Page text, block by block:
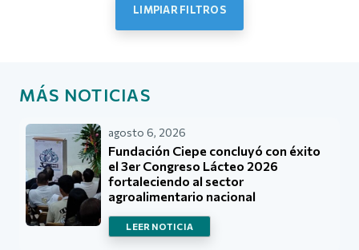
LIMPIAR FILTROS
MÁS NOTICIAS
agosto 6, 2026
Fundación Ciepe concluyó con éxito
el 3er Congreso Lácteo 2026
fortaleciendo al sector
agroalimentario nacional
LEER NOTICIA